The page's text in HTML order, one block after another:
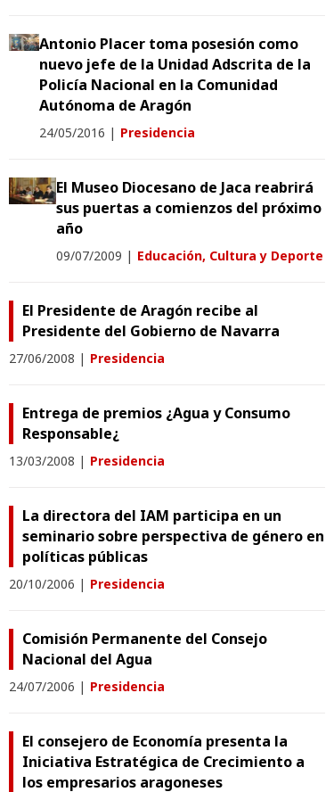
Antonio Placer toma posesión como
nuevo jefe de la Unidad Adscrita de la
Policía Nacional en la Comunidad
Autónoma de Aragón
24/05/2016 | Presidencia
El Museo Diocesano de Jaca reabrirá
sus puertas a comienzos del próximo
año
09/07/2009 | Educación, Cultura y Deporte
El Presidente de Aragón recibe al
Presidente del Gobierno de Navarra
27/06/2008 | Presidencia
Entrega de premios ¿Agua y Consumo
Responsable¿
13/03/2008 | Presidencia
La directora del IAM participa en un
seminario sobre perspectiva de género en
políticas públicas
20/10/2006 | Presidencia
Comisión Permanente del Consejo
Nacional del Agua
24/07/2006 | Presidencia
El consejero de Economía presenta la
Iniciativa Estratégica de Crecimiento a
los empresarios aragoneses